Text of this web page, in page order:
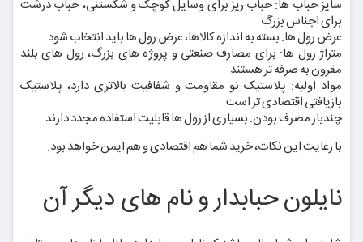
سایز حباب ها: حباب ریز برای وسایل کوچک و شکستنی، حباب درشت
برای اجناس بزرگ
عرض رول ها: بسته به اندازه کالاها، عرض رول ها باید انتخاب شود
متراژ رول ها: برای مصارف صنعتی و پروژه های بزرگ، رول های بلند
مقرون به صرفه تر هستند
مواد اولیه: پلاستیک نو مقاومت و شفافیت بالاتری دارد، پلاستیک
بازیافتی اقتصادی تر است
چندبار مصرف بودن: بسیاری از رول ها قابلیت استفاده مجدد دارند
با رعایت این نکات، خرید شما هم اقتصادی و هم ایمن خواهد بود.
نایلون حبابدار و نام های دیگر آن